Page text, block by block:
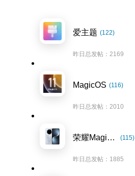
爱主题 (122)
昨日总发帖：2169
MagicOS (116)
昨日总发帖：2010
荣耀Magic7系列 (115)
昨日总发帖：1885